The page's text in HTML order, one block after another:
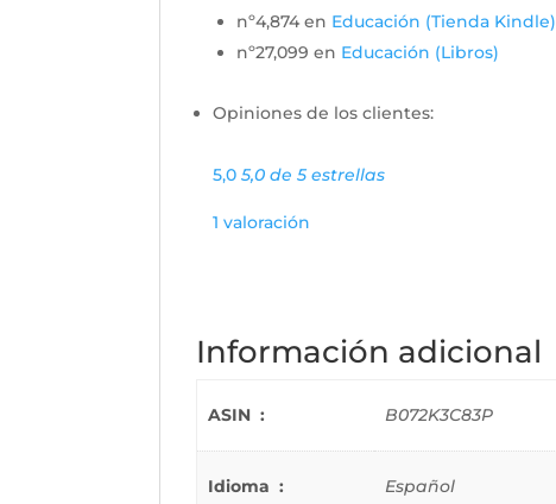
nº4,874 en Educación (Tienda Kindle)
nº27,099 en Educación (Libros)
Opiniones de los clientes:
5,05,0 de 5 estrellas
1 valoración
Información adicional
ASIN ‏ : ‎ B072K3C83P
Idioma ‏ : ‎ Español